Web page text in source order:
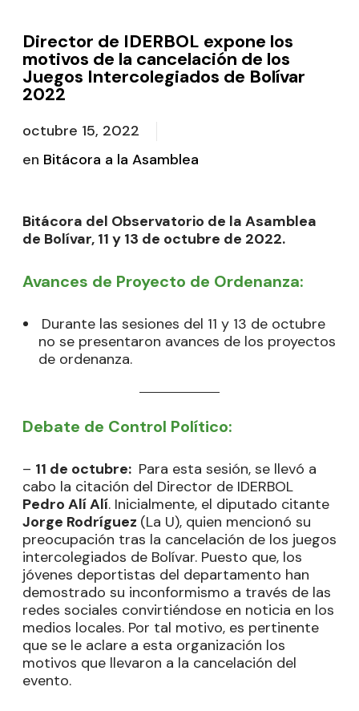
Director de IDERBOL expone los
motivos de la cancelación de los
Juegos Intercolegiados de Bolívar
2022
octubre 15, 2022
en Bitácora a la Asamblea
Bitácora del Observatorio de la Asamblea
de Bolívar, 11 y 13 de octubre de 2022.
Avances de Proyecto de Ordenanza:
Durante las sesiones del 11 y 13 de octubre
no se presentaron avances de los proyectos
de ordenanza.
Debate de Control Político:
– 11 de octubre: Para esta sesión, se llevó a
cabo la citación del Director de IDERBOL
Pedro Alí Alí. Inicialmente, el diputado citante
Jorge Rodríguez (La U), quien mencionó su
preocupación tras la cancelación de los juegos
intercolegiados de Bolívar. Puesto que, los
jóvenes deportistas del departamento han
demostrado su inconformismo a través de las
redes sociales convirtiéndose en noticia en los
medios locales. Por tal motivo, es pertinente
que se le aclare a esta organización los
motivos que llevaron a la cancelación del
evento.